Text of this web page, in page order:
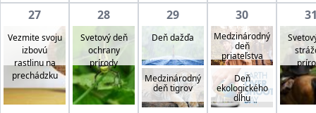
27
Vezmite svoju
izbovú
rastlinu na
prechádzku
28
Svetový deň
ochrany
prírody
29
Deň dažďa
Medzinárodný
deň tigrov
30
Medzinárodný
deň
priateľstva
Deň
ekologického
dlhu